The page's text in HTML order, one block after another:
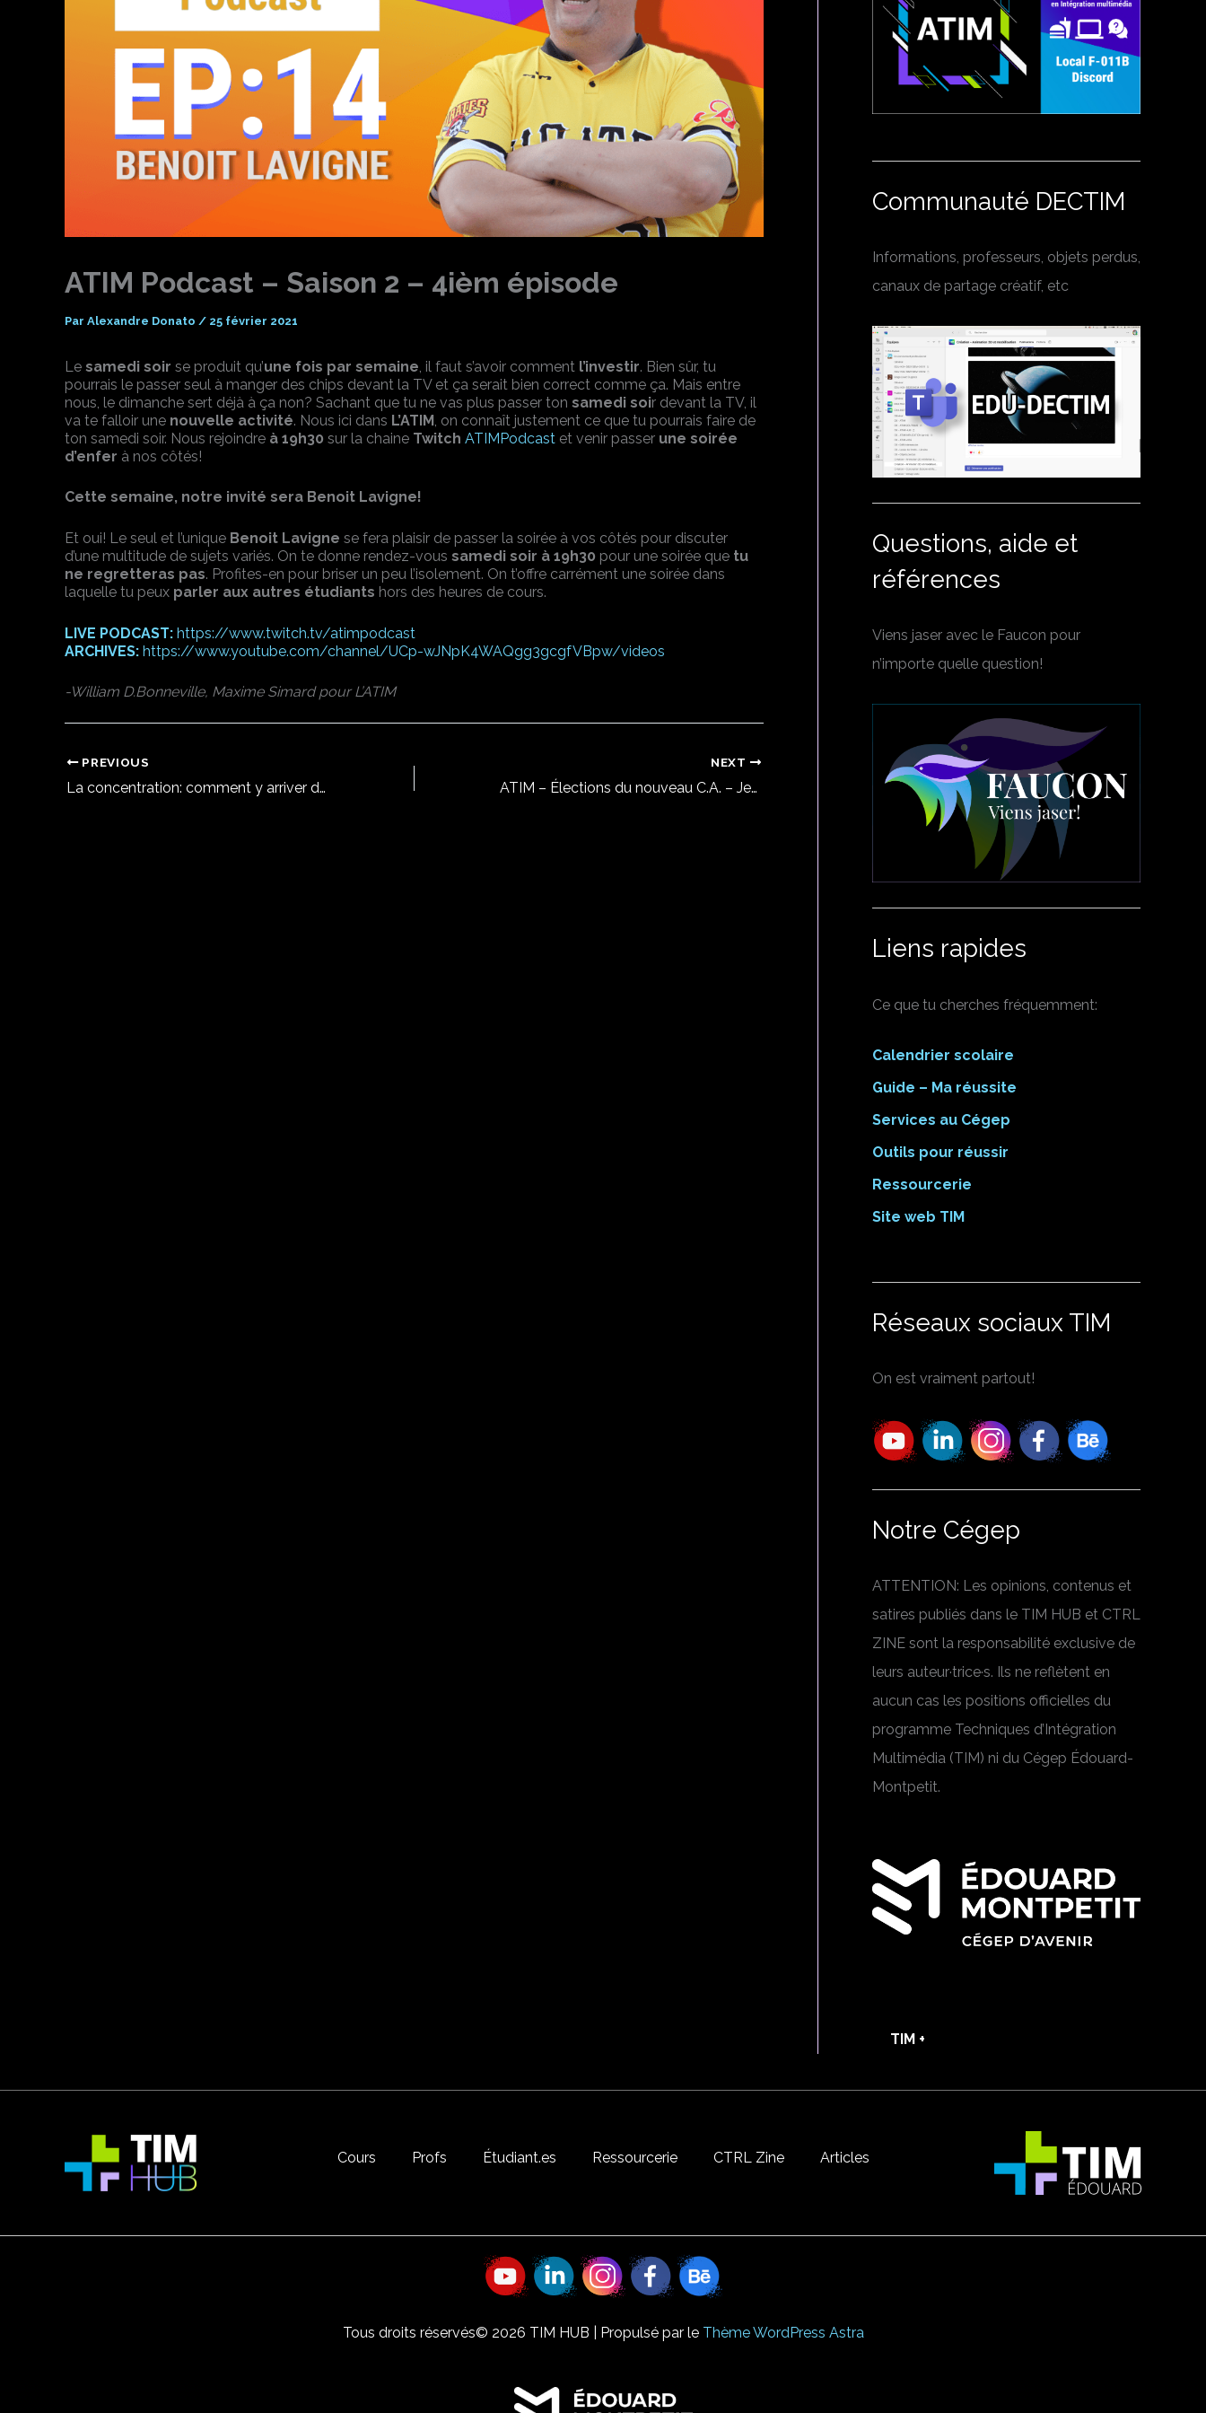
ATIM Podcast – Saison 2 – 4ièm épisode
Par Alexandre Donato / 25 février 2021
Le samedi soir se produit qu’une fois par semaine, il faut s’avoir comment l’investir. Bien sûr, tu
pourrais le passer seul à manger des chips devant la TV et ça serait bien correct comme ça. Mais entre
nous, le dimanche sert déjà à ça non? Sachant que tu ne vas plus passer ton samedi soir devant la TV, il
va te falloir une nouvelle activité. Nous ici dans L’ATIM, on connaît justement ce que tu pourrais faire de
ton samedi soir. Nous rejoindre à 19h30 sur la chaine Twitch ATIMPodcast et venir passer une soirée
d’enfer à nos côtés!
Cette semaine, notre invité sera Benoit Lavigne!
Et oui! Le seul et l’unique Benoit Lavigne se fera plaisir de passer la soirée à vos côtés pour discuter
d’une multitude de sujets variés. On te donne rendez-vous samedi soir à 19h30 pour une soirée que tu
ne regretteras pas. Profites-en pour briser un peu l’isolement. On t’offre carrément une soirée dans
laquelle tu peux parler aux autres étudiants hors des heures de cours.
LIVE PODCAST: https://www.twitch.tv/atimpodcast
ARCHIVES: https://www.youtube.com/channel/UCp-wJNpK4WAQgg3gcgfVBpw/videos
-William D.Bonneville, Maxime Simard pour L’ATIM
PREVIOUS
La concentration: comment y arriver dans un monde de distractions
NEXT
ATIM – Élections du nouveau C.A. – Jeudi 4 mars à 15h00
Communauté DECTIM
Informations, professeurs, objets perdus,
canaux de partage créatif, etc
Questions, aide et
références
Viens jaser avec le Faucon pour
n’importe quelle question!
Liens rapides
Ce que tu cherches fréquemment:
Calendrier scolaire
Guide – Ma réussite
Services au Cégep
Outils pour réussir
Ressourcerie
Site web TIM
Réseaux sociaux TIM
On est vraiment partout!
Notre Cégep
ATTENTION: Les opinions, contenus et
satires publiés dans le TIM HUB et CTRL
ZINE sont la responsabilité exclusive de
leurs auteur·trice·s. Ils ne reflètent en
aucun cas les positions officielles du
programme Techniques d’Intégration
Multimédia (TIM) ni du Cégep Édouard-
Montpetit.
TIM +
Cours Profs Étudiant.es Ressourcerie CTRL Zine Articles
Tous droits réservés© 2026 TIM HUB | Propulsé par le Thème WordPress Astra